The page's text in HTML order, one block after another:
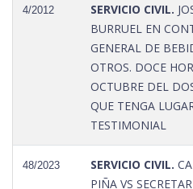
4/2012 SERVICIO CIVIL.
BURRUEL EN
GENERAL DE
OTROS. DOCE
OCTUBRE DEL
QUE TENGA
TESTIMONIAL
48/2023 SERVICIO CIVIL.
PIÑA VS